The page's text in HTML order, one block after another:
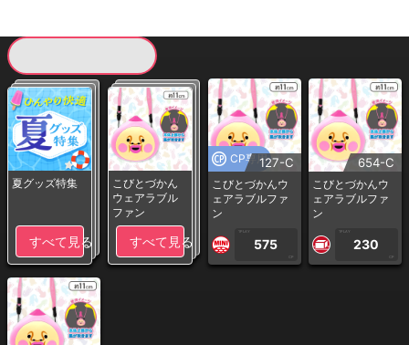
夏グッズ特集
すべて見る
こびとづかん
ウェアラブル
ファン
すべて見る
CP専用127-C
こびとづかんウ
ェアラブルファ
ン
1PLAY
575
CP
654-C
こびとづかんウ
ェアラブルファ
ン
1PLAY
230
CP